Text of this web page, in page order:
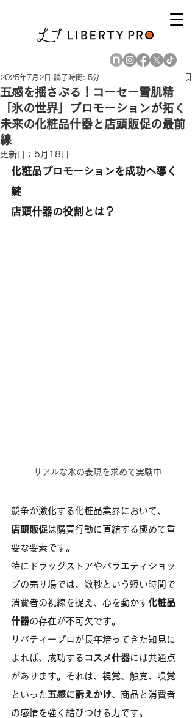
五感を揺さぶる！コーセー雪肌精
「氷の世界」プロモーションが拓く
未来の化粧品什器と店頭販促の最前
線
2025年7月2日 読了時間: 5分
更新日： 5月18日
化粧品プロモーションを成功へ導く
鍵
店頭什器の役割とは？
リアルな氷の表現を求めて実験中
競争が激化する化粧品業界において、
店頭販促は購買行動に直結する極めて重
要な要素です。
特にドラッグストアやバラエティショッ
プの売り場では、数秒という短い時間で
消費者の視線を捉え、心を動かす化粧品
什器の存在が不可欠です。
リバティープロが長年培ってきた知見に
よれば、成功する コスメ什器には共通点
があります。それは、視覚、触覚、嗅覚
といった 五感に訴えかけ、商品と消費者
の感情を強く結びつける力です。